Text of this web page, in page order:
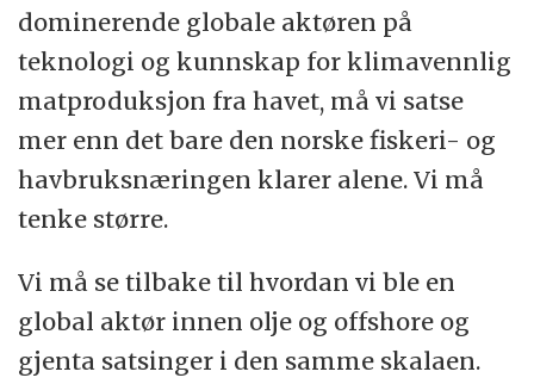
dominerende globale aktøren på
teknologi og kunnskap for klimavennlig
matproduksjon fra havet, må vi satse
mer enn det bare den norske fiskeri- og
havbruksnæringen klarer alene. Vi må
tenke større.
Vi må se tilbake til hvordan vi ble en
global aktør innen olje og offshore og
gjenta satsinger i den samme skalaen.